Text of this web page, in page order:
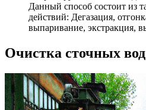
Данный способ состоит из
действий: Дегазация,
выпаривание, экстракция,
Очистка сточных вод